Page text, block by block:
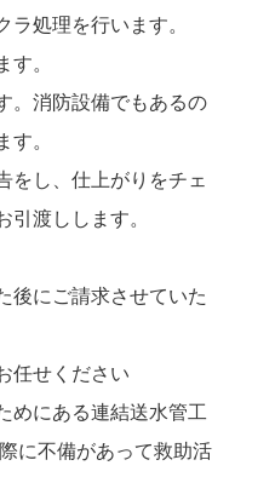
ラ処理を行います。
す。
。消防設備でもあるの
。
をし、仕上がりをチェ
後にご請求させていた
任せください
めにある連結送水管工
に不備があって救助活